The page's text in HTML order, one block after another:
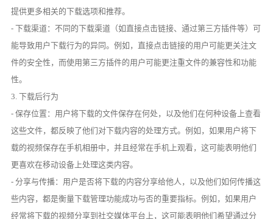
提供更多相关的下载选项和推荐。
- 下载渠道：不同的下载渠道（如直接点击链接、通过第三方插件等）可
能导致用户下载行为的异同。例如，直接点击链接的用户可能更关注文
件的安全性，而使用第三方插件的用户可能更注重文件的兼容性和功能
性。
3. 下载后行为
- 保存位置：用户将下载的文件保存在何处，以及他们在何种设备上查看
这些文件，都反映了他们对下载内容的处理方式。例如，如果用户将下
载的视频保存在手机相册中，并且经常在手机上观看，这可能表明他们
更喜欢在移动设备上处理这类内容。
- 分享与传播：用户是否将下载的内容分享给他人，以及他们如何传播这
些内容，都是衡量下载管理功能成功与否的重要指标。例如，如果用户
经常将下载的视频分享到社交媒体平台上，这可能表明他们希望通过分